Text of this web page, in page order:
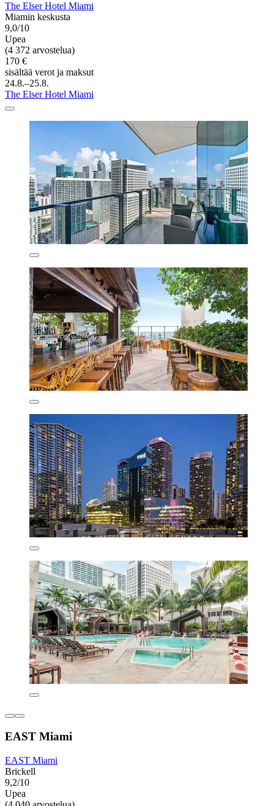
The Elser Hotel Miami
Miamin keskusta
9,0/10
Upea
(4 372 arvostelua)
170 €
sisältää verot ja maksut
24.8.–25.8.
The Elser Hotel Miami
EAST Miami
EAST Miami
Brickell
9,2/10
Upea